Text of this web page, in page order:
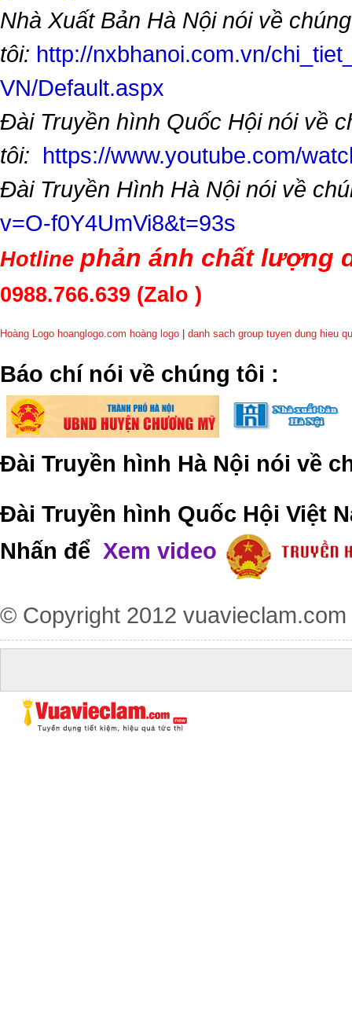
Nhà Xuất Bản Hà Nội nói về chúng
tôi: http://nxbhanoi.com.vn/
VN/Default.aspx
Đài Truyền hình Quốc Hội nói về
tôi: https://www.youtube.com/
Đài Truyền Hình Hà Nội nói về
v=O-f0Y4UmVi8&t=93s
Hotline phản ánh chất lượng
0988.766.639 (Zalo )
Hoàng Logo hoanglogo.com hoàng logo danh sach group tuyen dung hieu
​Báo chí nói về chúng tôi :
Đài Truyền hình Hà Nội nói về
Đài Truyền hình Quốc Hội Việt
Nhấn để Xem video
© Copyright 2012 vuavieclam.com